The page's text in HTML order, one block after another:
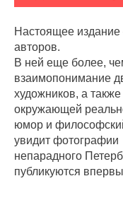
Настоящее издание
авторов.
В ней еще более,
взаимопонимание
художников, а
окружающей
юмор и
увидит фотографии
непарадного
публикуются